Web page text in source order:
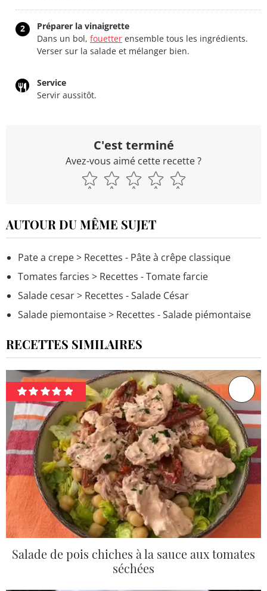
2
Préparer la vinaigrette
Dans un bol, fouetter ensemble tous les ingrédients.
Verser sur la salade et mélanger bien.
Service
Servir aussitôt.
C'est terminé
Avez-vous aimé cette recette ?
AUTOUR DU MÊME SUJET
Pate a crepe> Recettes - Pâte à crêpe classique
Tomates farcies > Recettes - Tomate farcie
Salade cesar> Recettes - Salade César
Salade piemontaise> Recettes - Salade piémontaise
RECETTES SIMILAIRES
Salade de pois chiches à la sauce aux tomates
séchées